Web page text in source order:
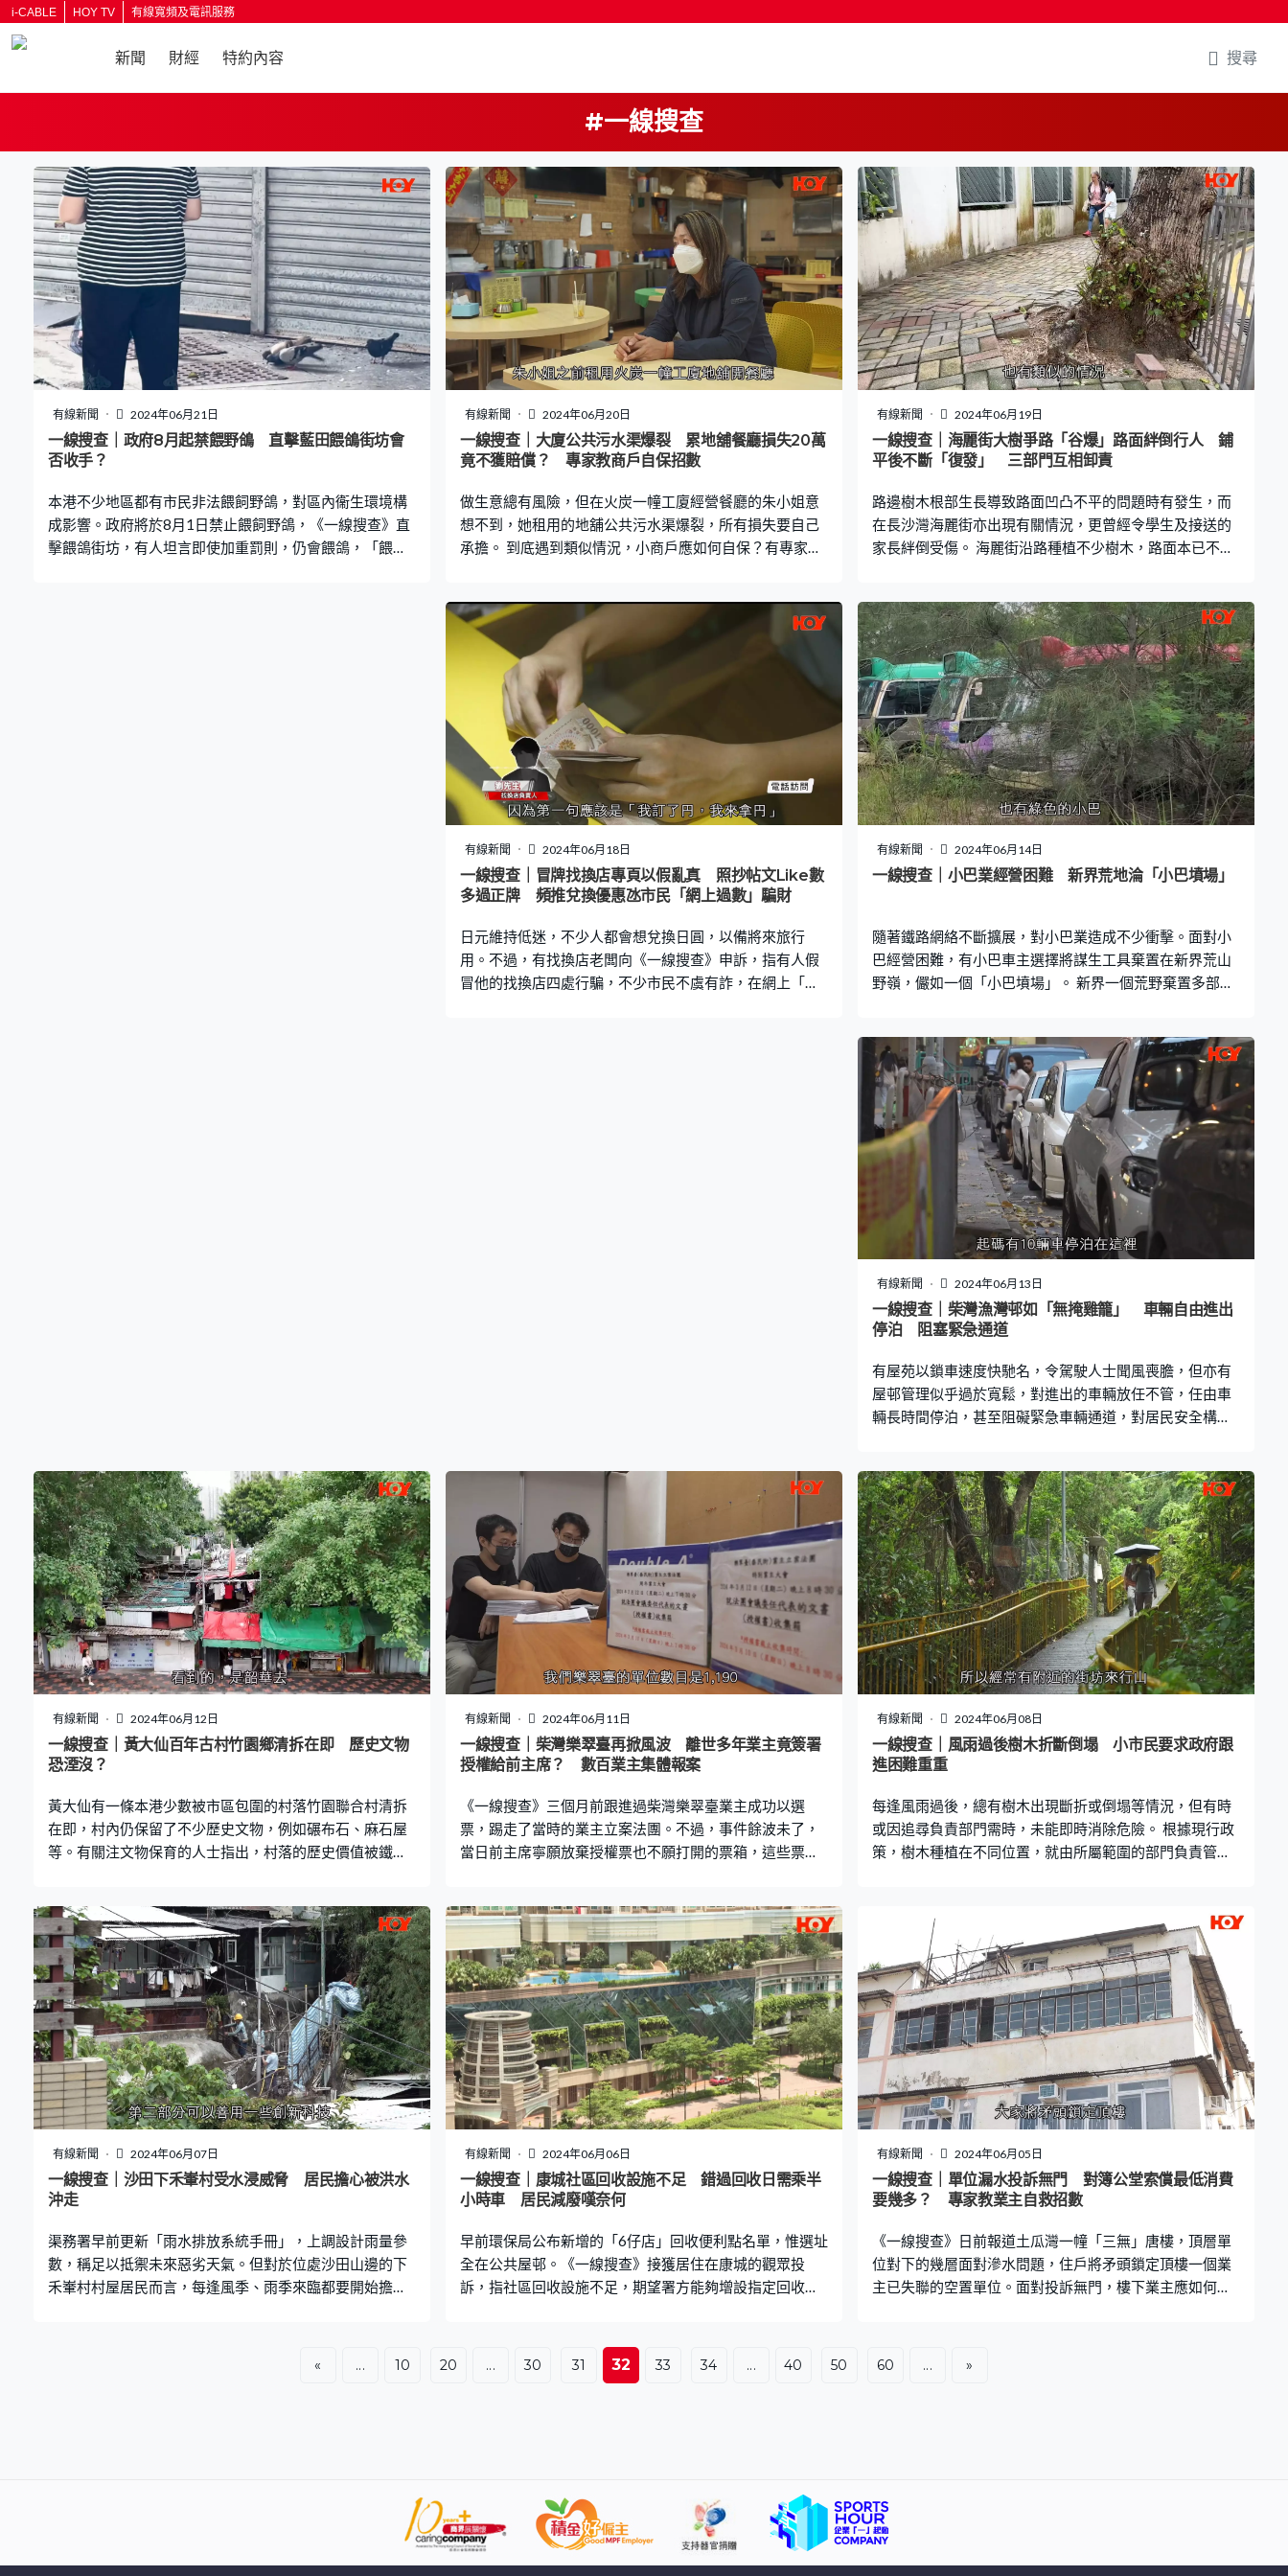
i-CABLE HOY TV 有線寬頻及電訊服務
新聞 財經 特約內容 搜尋
#一線搜查
按輸入鍵開始搜尋
有線新聞 2024年06月21日
一線搜查｜政府8月起禁餵野鴿 直擊藍田餵鴿街坊會
否收手？
本港不少地區都有市民非法餵飼野鴿，對區內衞生環境構
成影響。政府將於8月1日禁止餵飼野鴿，《一線搜查》直
擊餵鴿街坊，有人坦言即使加重罰則，仍會餵鴿，「餵了
有線新聞 2024年06月20日
一線搜查｜大廈公共污水渠爆裂 累地舖餐廳損失20萬
竟不獲賠償？ 專家教商戶自保招數
做生意總有風險，但在火炭一幢工廈經營餐廳的朱小姐意
想不到，她租用的地舖公共污水渠爆裂，所有損失要自己
承擔。 到底遇到類似情況，小商戶應如何自保？有專家提
（天花板）好像下雨般，我們不知道發生甚麼事，我們把
貨物放在這裡，全部弄濕了。」朱小姐即時通知管理處，
翌日派人疏通沙井，但相隔兩日又再滴污水，「污水滲漏
遍地，不光是臭，更污染了食材和餐具。」她形容，污水
的臭味「像幾天沒有人沖廁所的氣味」。 結果餐廳內的罐
頭、米、鹽等調味料，一些外賣用的紙箱、膠袋，以至膠
餐具、膠盒、木筷子等，全部因為太骯髒要丟掉。管理公
司要求餐廳停業幾天，以便更換該公用污水渠，連同休業
幾天的營業額，估計餐廳損失約20多萬元。 面對龐大的損
失，朱小姐要求管理公司作出賠償，對方提出要給予有關
損失的單據，又有職員稱毋須另行聘請公證行。不過約半
年後，朱小姐收到公證行的信件，指管理公司已做了應做
的事，餐廳不會獲得賠償。 根據朱小姐提供給《一線搜
例如檢查渠管、緊急維修渠管等，最終的結
有線新聞 2024年06月19日
一線搜查｜海麗街大樹爭路「谷爆」路面絆倒行人 鋪
平後不斷「復發」 三部門互相卸責
路邊樹木根部生長導致路面凹凸不平的問題時有發生，而
在長沙灣海麗街亦出現有關情況，更曾經令學生及接送的
家長絆倒受傷。 海麗街沿路種植不少樹木，路面本已不算
當局正視。 聖公會聖安德烈小學校長譚先明表示，海麗街
樹木生長導致路面凹凸不平的情況，多年來一直困擾街坊
及師生，過往亦有學生回校時被絆倒，早前更有一位家長
送子女上學後，離開時被絆跌，不但擦傷手腳，連手機屏
幕亦跌爆。 現時的地磚，在一年多前重鋪，但由於樹木不
斷生長，結果是治標不治本，鋪完不久又再爆開。 校方早
前就路面不平問題致電1823投訴，但最後只見到用膠帶圍
封大樹四周，未見當局處理地磚凹凸不平的問題。而有關
熱線職員又詢問校方有關樹木的高度及粗幼等問題，指樹
木不同高度歸不同部門處理，譚先明坦言，投訴過程難提
供有關資料，質疑成效。 一直有跟進海麗街樹木情況的社
區主任郭偉誠表示，曾去信發展局樹木組反映問題，但回
部）前會長吳宇軒表示，路面鼓起原因，
有線新聞 2024年06月18日
一線搜查｜冒牌找換店專頁以假亂真 照抄帖文Like數
多過正牌 頻推兌換優惠氹市民「網上過數」騙財
日元維持低迷，不少人都會想兌換日圓，以備將來旅行
用。不過，有找換店老闆向《一線搜查》申訴，指有人假
冒他的找換店四處行騙，不少市民不虞有詐，在網上「過
有線新聞 2024年06月14日
一線搜查｜小巴業經營困難 新界荒地淪「小巴墳場」
隨著鐵路網絡不斷擴展，對小巴業造成不少衝擊。面對小
巴經營困難，有小巴車主選擇將謀生工具棄置在新界荒山
野嶺，儼如一個「小巴墳場」。 新界一個荒野棄置多部小
車輪漏氣，不少車頭玻璃亦爆裂，更有部份行車證未過
期。 為何出現這個棄置小巴現象？香港公共小巴車主司機
協進總會主席張漢華指出，主要原因為紅色小巴生意每況
愈下，加上司機流失後招聘困難；如果將空置小巴泊停車
場開支大，放小巴站又可能被抄牌，有車主因此將小巴棄
於荒山野嶺的地方，避免抄牌罰款，以減輕負擔。 對於紅
色小巴經營困境，張漢華表示，主要因為鐵路網絡不斷擴
大，而紅色小巴經營範圍細，影響所及，生意已跌了幾
成。而小巴的牌價，亦由2012年高峰的700多萬元，大跌
9成至約70萬元。 張漢華對業界前景感悲觀，坦言多條分
線生意欠佳。而自從去年底紅隧對小巴收費加至50元後，
過海線小巴經營更見艱難，有兩條線已經暫停，包括灣仔
至觀塘，以及灣仔至青山道。 他表示，業界曾就經營困難
巴，開放多些禁區給小巴行駛。他希
有線新聞 2024年06月13日
一線搜查｜柴灣漁灣邨如「無掩雞籠」 車輛自由進出
停泊 阻塞緊急通道
有屋苑以鎖車速度快馳名，令駕駛人士聞風喪膽，但亦有
屋邨管理似乎過於寬鬆，對進出的車輛放任不管，任由車
輛長時間停泊，甚至阻礙緊急車輛通道，對居民安全構成
塞。投訴人表示，漁灣邨有不少老人家，擔心一旦發生火
災，消防通道阻塞會釀成災禍。 漁灣邨共有5座，近8000
人居住，不過消防通道經常泊滿車輛，旁邊是商舖和食
肆。據街坊指，阻塞最嚴重的是迴旋處，曾出現阻礙救援
車輛情況。 《一線搜查》駕車去現場測試，駛入閘口的時
間是下午6時許，閘口沒有八達通機，只有一個更亭，車輛
出入都由管理員控制開關閘。汽車駛到閘口時毋須拍卡，
但見到管理員有紀錄資料。在6時許的放工時間，有不少車
輛進出，消防通道起碼停泊了10輛車。記者逗留了大約半
小時後駛出閘口，管理員開閘放行，沒有要求付費。 東區
區議員何毅淦表示，就漁灣邨泊車問題收過街坊意見。但
他指出，房屋署已經做了一些改善措施，在迴旋處中間位
置亦擺放欄杆。他表示，正和房屋署研究，如何進一步改
況已有所改善，「有段時間車輛阻塞
有線新聞 2024年06月12日
一線搜查｜黃大仙百年古村竹園鄉清拆在即 歷史文物
恐湮沒？
黃大仙有一條本港少數被市區包圍的村落竹園聯合村清拆
在即，村內仍保留了不少歷史文物，例如碾布石、麻石屋
等。有關注文物保育的人士指出，村落的歷史價值被鐵皮
出，這裡並非一般寮屋，「可以追溯到宋朝林氏家族，後
來發展出竹園村和蒲崗村，即使他們其後搬走仍留下一些
文物。以後亦有不少外來人入住，形成一個竹園鄉，即現
稱為竹園聯合村。」 這個具百年歷史的古村仍留有不少文
物。例如昔日染布時，要將布料水份壓走的「碾布石」，
鄭捷龍坦言在香港已好少見到，「（碾布石）就好似現代
的燙斗，但要8個人才可抬得動，又要有人站上去滾動碾
布。」 另外亦有昔日就地取材、在附近採石建成的麻石
屋。石屋造得十分穩固，當年要有一定財力的人，才可建
造。 鄭捷龍表示，外界稱這裡是寮屋，但「其實是被鐵皮
屋掩蓋了古村的歷史價值」，政府的發展方案是「一件不
留」，他期望當局可進行全面評估，保留具價值的文物，
將來發展公屋時可呈現出來。 文物最終能否獲保育仍屬未
代久遠，難尋回證明文件，擔心影響安置資格。
有線新聞 2024年06月11日
一線搜查｜柴灣樂翠臺再掀風波 離世多年業主竟簽署
授權給前主席？ 數百業主集體報案
《一線搜查》三個月前跟進過柴灣樂翠臺業主成功以選
票，踢走了當時的業主立案法團。不過，事件餘波未了，
當日前主席寧願放棄授權票也不願打開的票箱，這些票箱
多達1,362張。 幾個月前，樂翠臺前法團堅持要做一個億
元大維修工程，由於未夠期做大維修，加上數目不清楚，
引起居民不滿，要求召開特別大會。開會前，屋苑的授權
票箱被人塞滿，但前主席不願意在居民面前開票箱，引起
業主質疑，因此一批業主守護這些票箱，前主席因取不到
票箱，宣佈授權票作廢，而這些塞滿授權票的票箱一直被
封印保存，直至近日由新法團開箱。 新法團在4月確認成
功在土地註冊處註冊，近日正式以管委會委員身份，公開
打開8個授權票箱，揭發驚人內幕。法團委員葉先生:「第
一個數字就是，我們樂翠臺的單位數目是1,190，但授權
票、即特別業主大會的授權書總數竟然是1,362張，比本身
單位的數目還要多。更離譜的是，很多授權票也是冒認離
世的業主。」法團司庫Ting表示，約有800多張授權票懷
親身去開會，沒有授
有線新聞 2024年06月08日
一線搜查｜風雨過後樹木折斷倒塌 小市民要求政府跟
進困難重重
每逢風雨過後，總有樹木出現斷折或倒塌等情況，但有時
或因追尋負責部門需時，未能即時消除危險。 根據現行政
策，樹木種植在不同位置，就由所屬範圍的部門負責管理
查》報料，指麥理浩徑10段一棵樹有折斷的枯枝，由於有
關路段有不少街坊和晨運人士經過，擔心掉下來擊中途
人，「不知何時會塌下來，忽然打風落雨，塌下來時碰巧
有人經過，就會釀成意外。」 屯門區議員馮沛賢表示，曾
就此向地政總署和漁護署查詢，地政總署指有關位置可能
是郊野公園範圍，建議找漁護署；但漁護署核對位置後，
又指樹木所在位置是地政總署範圍。經一輪查證後，地政
總署安排承辦商移除有關樹木。 另外，將軍澳寶林邨街坊
許小姐表示，幾個月前一場大雨，令屋邨附近不少樹木倒
塌，管理公司亦清理大部份塌樹，但仍有一棵傾斜的樹木
未處理，就連樹根旁的地磚亦已「翹起」，對途人安全造
成影響，「磚都翹起了，樹木已傾斜，靠旁邊的樹木承
托，萬一樹塌下來會否壓到人?」 許小姐曾致電管理處查
來處理，到現在已過了幾個月。見沒有人來處理
有線新聞 2024年06月07日
一線搜查｜沙田下禾輋村受水浸威脅 居民擔心被洪水
沖走
渠務署早前更新「雨水排放系統手冊」，上調設計雨量參
數，稱足以抵禦未來惡劣天氣。但對於位處沙田山邊的下
禾輋村村屋居民而言，每逢風季、雨季來臨都要開始擔驚
你說是否危險？」該居民表示，每逢翻風落雨前，都會自
對緊急情況時，如何在安全情況下協助市民，並把一些訴
求或緊急情況通知政府部門。 鄧肇峰又建議當局善用科
有線新聞 2024年06月06日
一線搜查｜康城社區回收設施不足 錯過回收日需乘半
小時車 居民減廢嘆奈何
早前環保局公布新增的「6仔店」回收便利點名單，惟選址
全在公共屋邨。《一線搜查》接獲居住在康城的觀眾投
訴，指社區回收設施不足，期望署方能夠增設指定回收
力。「我從小到大都有這樣的習慣，收好這些（可回收垃
圾）交到回收站」。「樓下雖然有三色桶，但很多人會把
在區區回收點，車程大約半小時。黃女士：「我哋幾十
歲，真係好想為社區做啲嘢。如果有6仔店我就開心，唔使
頭痛。」 西貢區議員張美雄表示，目前日出康城一至十
期，連同旁邊的屋苑共有約8萬人口。由於十多年前，將軍
有線新聞 2024年06月05日
一線搜查｜單位漏水投訴無門 對簿公堂索償最低消費
要幾多？ 專家教業主自救招數
《一線搜查》日前報道土瓜灣一幢「三無」唐樓，頂層單
位對下的幾層面對滲水問題，住戶將矛頭鎖定頂樓一個業
主已失聯的空置單位。面對投訴無門，樓下業主應如何應
片及影片後，認為這幢大廈滲水源頭複雜，未必是一單源
在外牆批盪，因此下雨時，雨水或經外牆滲進來。 大廈出
現滲水又找不到對口單位的業主，再加上是無管理公司、
無居民組織、無業主立案法團的「三無大廈」，要追究責
« ... 10 20 ... 30 31 32 33 34 ... 40 50 60 ... »